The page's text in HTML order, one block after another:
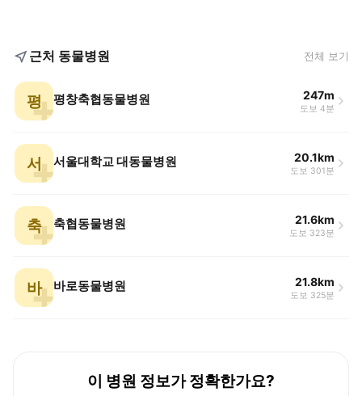
근처 동물병원 전체 보기
평 평창축협동물병원 247m
도보 4분
서 서울대학교 대동물병원 20.1km
도보 301분
축 축협동물병원 21.6km
도보 323분
바 바로동물병원 21.8km
도보 325분
이 병원 정보가 정확한가요?